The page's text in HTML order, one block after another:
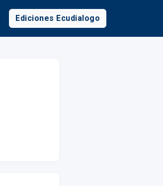
Ediciones Ecudialogo